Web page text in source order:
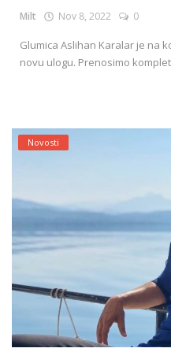
Milt Nov 8, 2022 0
Glumica Aslihan Karalar je na
novu ulogu. Prenosimo
Novosti